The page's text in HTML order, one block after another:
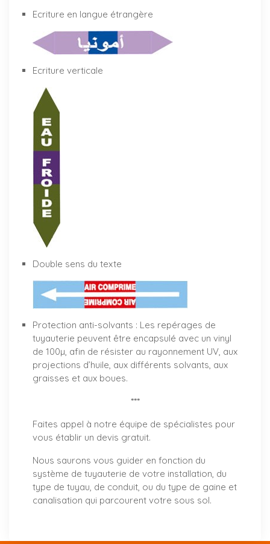
Ecriture en langue étrangère
Ecriture verticale
Double sens du texte
Protection anti-solvants : Les repérages de
tuyauterie peuvent être encapsulé avec un vinyl
de 100µ, afin de résister au rayonnement UV, aux
projections d’huile, aux différents solvants, aux
graisses et aux boues.
***
Faites appel à notre équipe de spécialistes pour
vous établir un devis gratuit.
Nous saurons vous guider en fonction du
système de tuyauterie de votre installation, du
type de tuyau, de conduit, ou du type de gaine et
canalisation qui parcourent votre sous sol.